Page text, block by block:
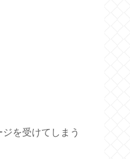
を受けてしまう